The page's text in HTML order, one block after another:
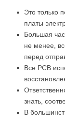
Это только
платы
Большая
не менее,
перед
Все PCB
знать,
В